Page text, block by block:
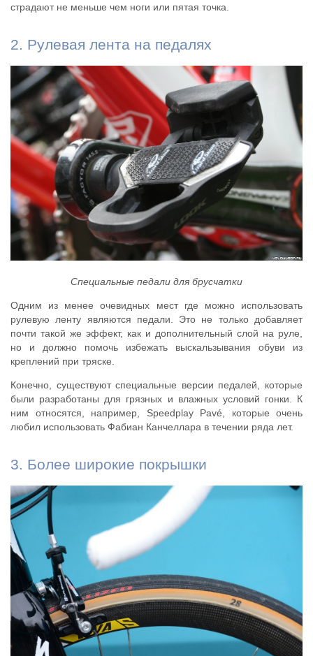
страдают не меньше чем ноги или пятая точка.
2. Рулевая лента на педалях
Специальные педали для брусчатки
Одним из менее очевидных мест где можно использовать
рулевую ленту являются педали. Это не только добавляет
почти такой же эффект, как и дополнительный слой на руле,
но и должно помочь избежать выскальзывания обуви из
креплений при тряске.
Конечно, существуют специальные версии педалей, которые
были разработаны для грязных и влажных условий гонки. К
ним относятся, например, Speedplay Pavé, которые очень
любил использовать Фабиан Канчеллара в течении ряда лет.
3. Более широкие покрышки